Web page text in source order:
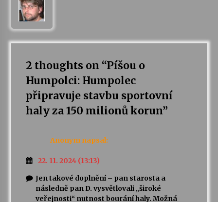
2 thoughts on “Píšou o
Humpolci: Humpolec
připravuje stavbu sportovní
haly za 150 milionů korun”
Anonym napsal:
22. 11. 2024 (13:13)
Jen takové doplnění – pan starosta a
následně pan D. vysvětlovali „široké
veřejnosti“ nutnost bourání haly. Možná